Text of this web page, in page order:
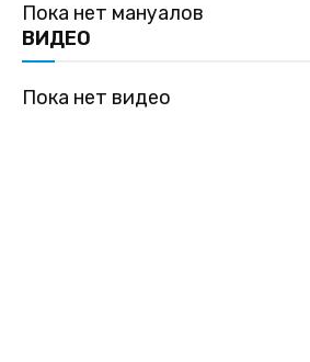
Пока нет мануалов
ВИДЕО
Пока нет видео